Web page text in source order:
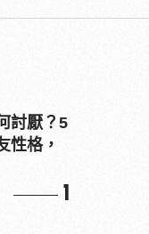
討厭？5
性格，
1